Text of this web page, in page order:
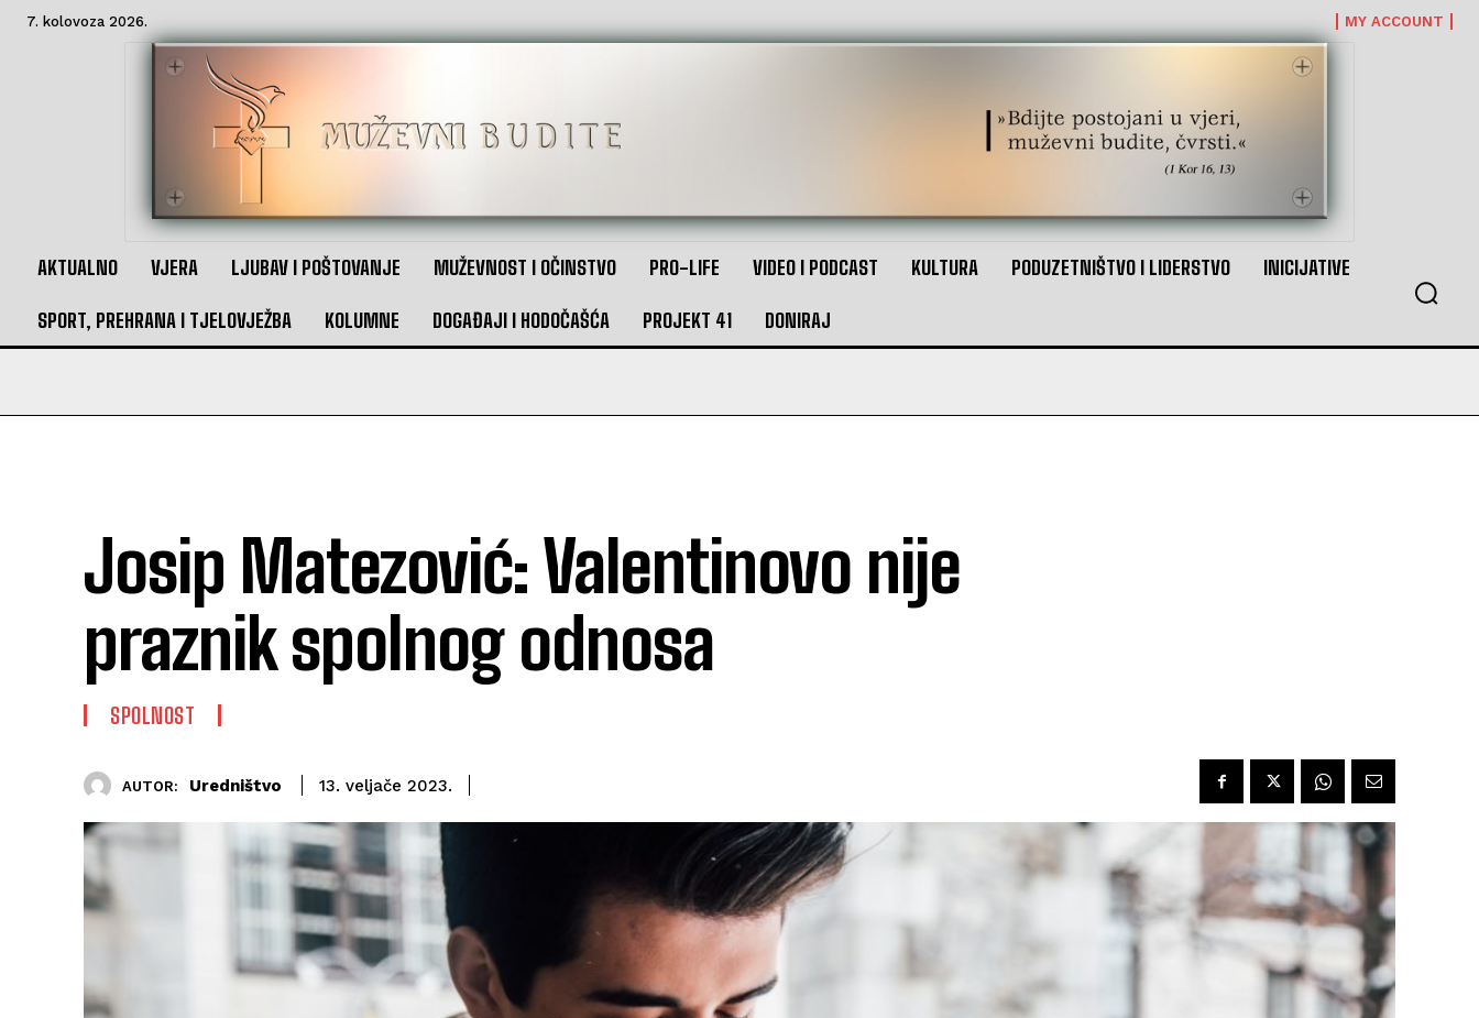
7. kolovoza 2026. MY ACCOUNT
AKTUALNO VJERA LJUBAV I POŠTOVANJE MUŽEVNOST I OČINSTVO PRO-LIFE VIDEO I PODCAST KULTURA PODUZETNIŠTVO I LIDERSTVO INICIJATIVE
SPORT, PREHRANA I TJELOVJEŽBA KOLUMNE DOGAĐAJI I HODOČAŠĆA PROJEKT 41 DONIRAJ
Josip Matezović: Valentinovo nije
praznik spolnog odnosa
SPOLNOST
AUTOR: Uredništvo 13. veljače 2023.